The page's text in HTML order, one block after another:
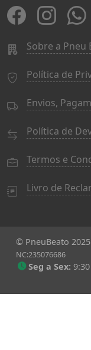
Sobre a Pneu
Política de
Envios,
Política de
Termos e
Livro de
© PneuBeato 2025
NC:235076686
Seg a Sex: